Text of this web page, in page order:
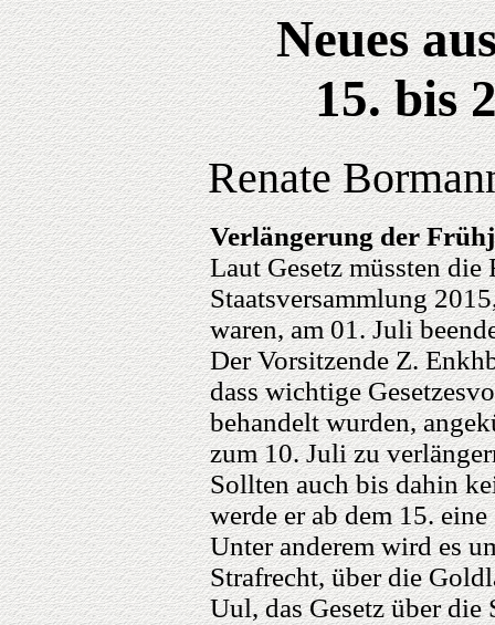
Neues
15. bis
Renate
Verlängerung der
Laut Gesetz müssten
Staatsversammlung
waren, am 01. Juli
Der Vorsitzende Z.
dass wichtige
behandelt wurden,
zum 10. Juli zu
Sollten auch bis dahin
werde er ab dem 15.
Unter anderem wird es
Strafrecht, über die
Uul, das Gesetz über die